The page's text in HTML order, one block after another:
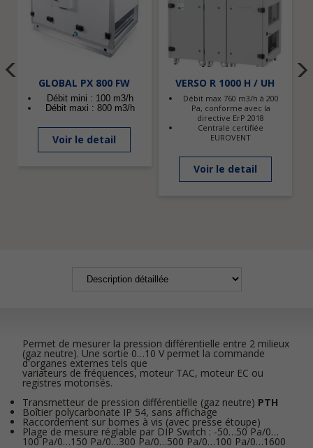
GLOBAL PX 800 FW
Débit mini : 100 m3/h
Débit maxi : 800 m3/h
Voir le detail
VERSO R 1000 H / UH
Débit max 760 m3/h à 200
Pa, conforme avec la
directive ErP 2018
Centrale certifiée
EUROVENT
Voir le detail
Permet de mesurer la pression différentielle entre 2 milieux
(gaz neutre). Une sortie 0…10 V permet la commande
d'organes externes tels que
variateurs de fréquences, moteur TAC, moteur EC ou
registres motorisés.
Transmetteur de pression différentielle (gaz neutre) PTH
Boîtier polycarbonate IP 54, sans affichage
Raccordement sur bornes à vis (avec presse étoupe)
Plage de mesure réglable par DIP Switch : -50…50 Pa/0…
100 Pa/0…150 Pa/0…300 Pa/0…500 Pa/0…100 Pa/0…1600